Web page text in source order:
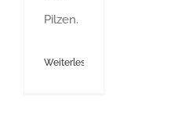
Pilzen.
Weiterlesen